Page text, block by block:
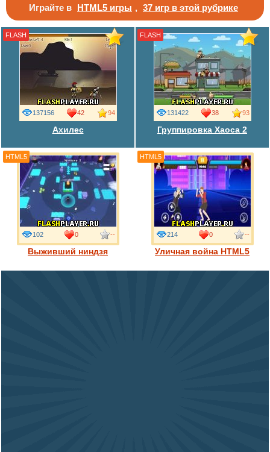
Играйте в HTML5 игры , 37 игр в этой рубрике
Ахилес
137156 42 94
FLASH
Группировка Хаоса 2
131422 38 93
FLASH
Выживший ниндзя
102 0 --
HTML5
Уличная война HTML5
214 0 --
HTML5